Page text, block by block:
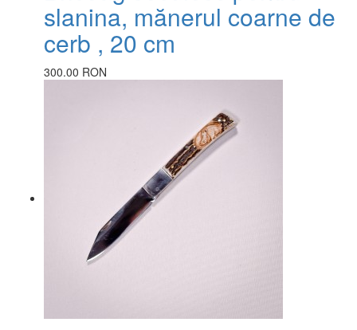
slanina, mănerul coarne de
cerb , 20 cm
300.00 RON